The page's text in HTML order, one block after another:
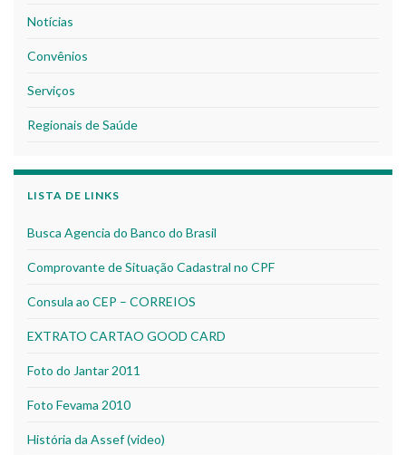
Notícias
Convênios
Serviços
Regionais de Saúde
LISTA DE LINKS
Busca Agencia do Banco do Brasil
Comprovante de Situação Cadastral no CPF
Consula ao CEP – CORREIOS
EXTRATO CARTAO GOOD CARD
Foto do Jantar 2011
Foto Fevama 2010
História da Assef (video)